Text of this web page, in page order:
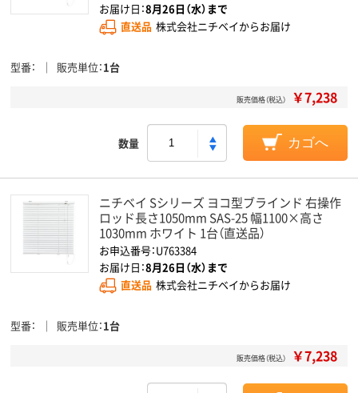
お届け日：8月26日（水）まで
直送品 株式会社ニチベイからお届け
型番 販売単位 1台
販売価格（税込） ￥7,238
数量 カゴへ
ニチベイ Sシリーズ ヨコ型ブラインド 右操作
ロッド長さ1050mm SAS-25 幅1100×高さ
1030mm ホワイト 1台（直送品）
お申込番号：U763384
お届け日：8月26日（水）まで
直送品 株式会社ニチベイからお届け
型番 販売単位 1台
販売価格（税込） ￥7,238